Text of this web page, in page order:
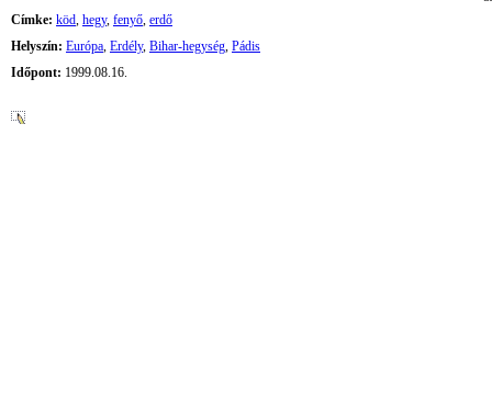
Címke: köd, hegy, fenyő, erdő
Helyszín: Európa, Erdély, Bihar-hegység, Pádis
Időpont: 1999.08.16.